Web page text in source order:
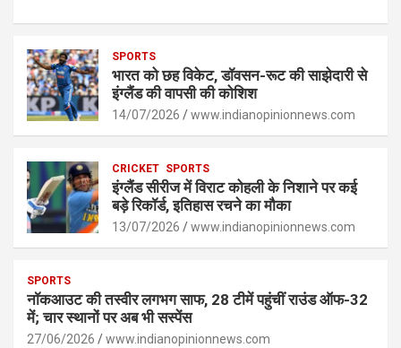
s
A
p
p
b
o
o
n
g
er
Li
n
k
e
SPORTS
भारत को छह विकेट, डॉवसन-रूट की साझेदारी से
इंग्लैंड की वापसी की कोशिश
14/07/2026 www.indianopinionnews.com
CRICKET SPORTS
इंग्लैंड सीरीज में विराट कोहली के निशाने पर कई
बड़े रिकॉर्ड, इतिहास रचने का मौका
13/07/2026 www.indianopinionnews.com
SPORTS
नॉकआउट की तस्वीर लगभग साफ, 28 टीमें पहुंचीं राउंड ऑफ-32
में; चार स्थानों पर अब भी सस्पेंस
27/06/2026 www.indianopinionnews.com